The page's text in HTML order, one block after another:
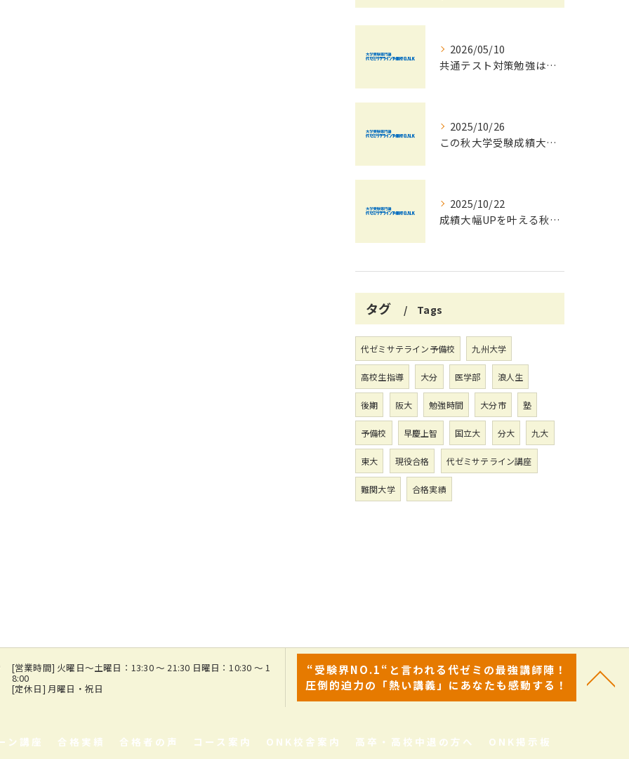
2026/05/10
共通テスト対策勉強は早めに始めましょう！
2025/10/26
この秋大学受験成績大幅UPの秘訣
2025/10/22
成績大幅UPを叶える秋の効率学習法
タグ Tags
代ゼミサテライン予備校 九州大学
高校生指導 大分 医学部 浪人生
後期 阪大 勉強時間 大分市 塾
予備校 早慶上智 国立大 分大 九大
東大 現役合格 代ゼミサテライン講座
難関大学 合格実績
[営業時間] 火曜日～土曜日：13:30 ～ 21:30 日曜日：10:30 ～ 1
8:00
[定休日] 月曜日・祝日
“受験界NO.1“と言われる代ゼミの最強講師陣！
圧倒的迫力の「熱い講義」にあなたも感動する！
ン講座 合格実績 合格者の声 コース案内 ONK校舎案内 高卒・高校中退の方へ ONK掲示板